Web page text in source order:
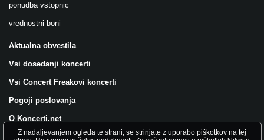
ponudba vstopnic
vrednostni boni
Aktualna obvestila
Vsi dosedanji koncerti
Vsi Concert Freakovi koncerti
Pogoji poslovanja
O Koncerti.net
Z nadaljevanjem ogleda te strani, se strinjate z uporabo piškotkov na tej